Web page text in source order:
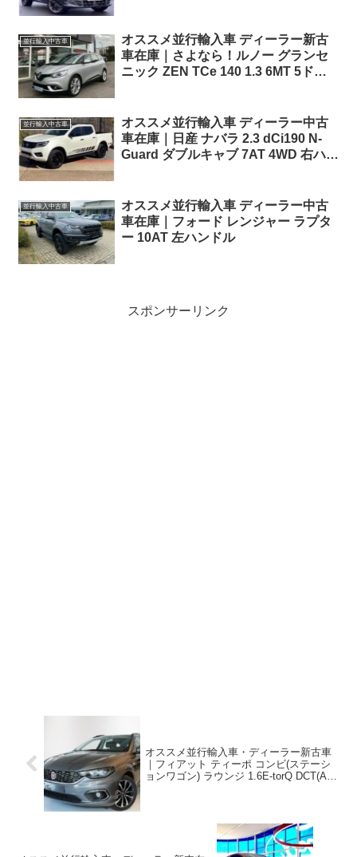
並行輸入中古車
オススメ並行輸入車 ディーラー新古
車在庫｜さよなら！ルノー グランセ
ニック ZEN TCe 140 1.3 6MT 5ドア
並行輸入中古車
オススメ並行輸入車 ディーラー中古
車在庫｜日産 ナバラ 2.3 dCi190 N-
Guard ダブルキャブ 7AT 4WD 右ハン
並行輸入中古車
オススメ並行輸入車 ディーラー中古
車在庫｜フォード レンジャー ラプタ
ー 10AT 左ハンドル
スポンサーリンク
オススメ並行輸入車・ディーラー新古車
｜フィアット ティーポ コンビ(ステーシ
ョンワゴン) ラウンジ 1.6E-torQ DCT(AT)